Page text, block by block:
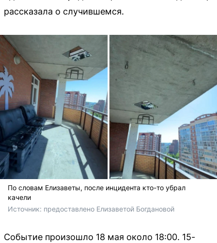
рассказала о случившемся.
По словам Елизаветы, после инцидента кто-то убрал
качели
Источник: предоставлено Елизаветой Богдановой
Событие произошло 18 мая около 18:00. 15-